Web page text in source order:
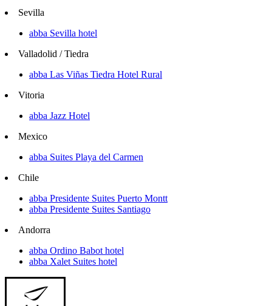
Sevilla
abba Sevilla hotel
Valladolid / Tiedra
abba Las Viñas Tiedra Hotel Rural
Vitoria
abba Jazz Hotel
Mexico
abba Suites Playa del Carmen
Chile
abba Presidente Suites Puerto Montt
abba Presidente Suites Santiago
Andorra
abba Ordino Babot hotel
abba Xalet Suites hotel